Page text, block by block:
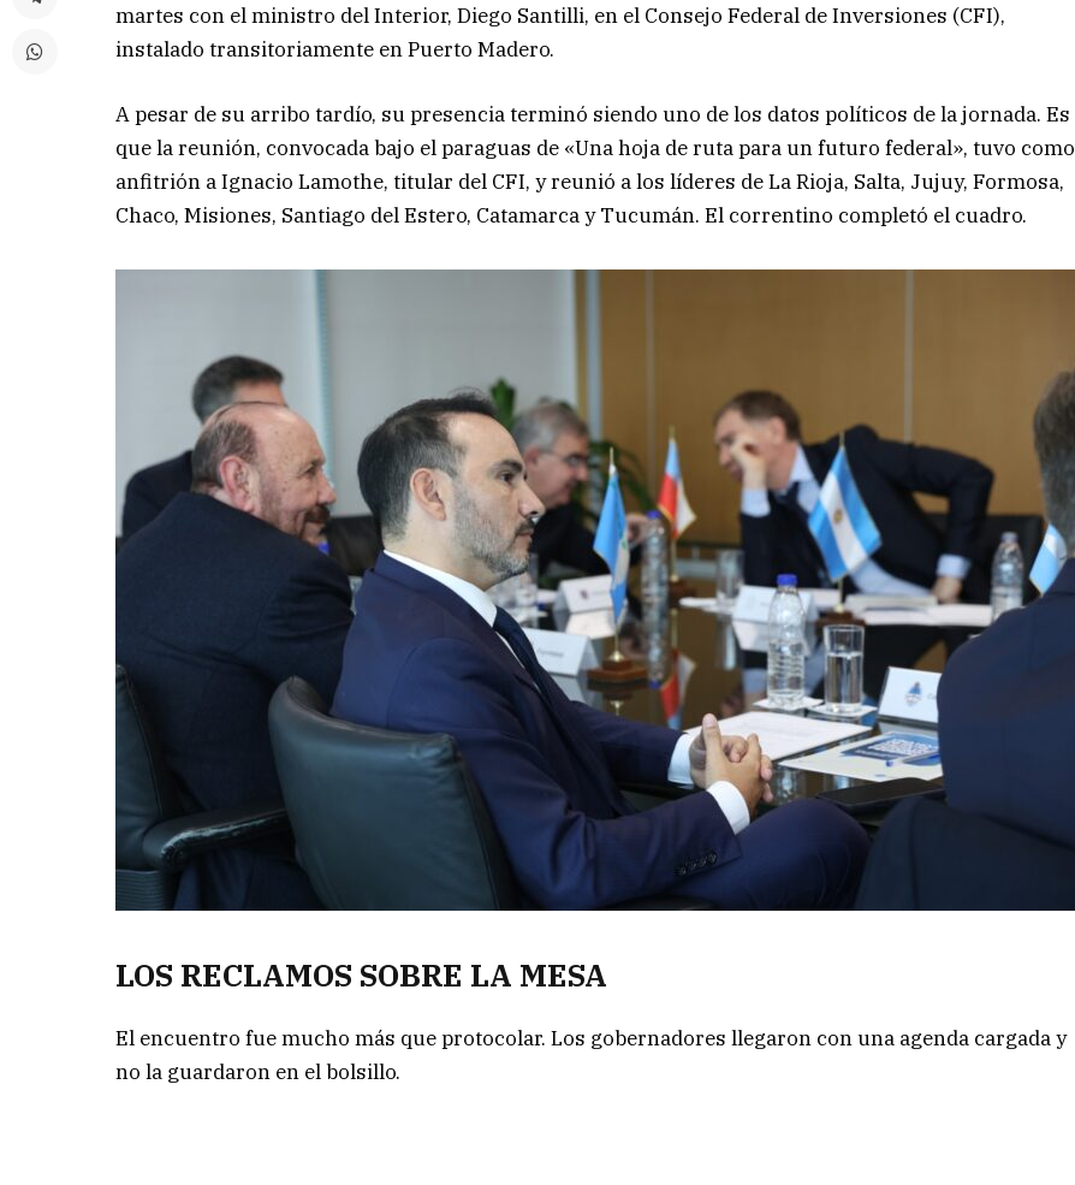
martes con el ministro del Interior, Diego Santilli, en el Consejo Federal de Inversiones (CFI),
instalado transitoriamente en Puerto Madero.
A pesar de su arribo tardío, su presencia terminó siendo uno de los datos políticos de la jornada. Es
que la reunión, convocada bajo el paraguas de «Una hoja de ruta para un futuro federal», tuvo como
anfitrión a Ignacio Lamothe, titular del CFI, y reunió a los líderes de La Rioja, Salta, Jujuy, Formosa,
Chaco, Misiones, Santiago del Estero, Catamarca y Tucumán. El correntino completó el cuadro.
LOS RECLAMOS SOBRE LA MESA
El encuentro fue mucho más que protocolar. Los gobernadores llegaron con una agenda cargada y
no la guardaron en el bolsillo.